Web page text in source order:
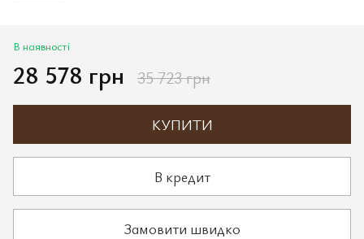
В наявності
28 578 грн 35 723 грн
КУПИТИ
В кредит
Замовити швидко